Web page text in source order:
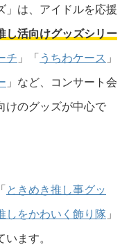
」は、アイドルを応援
し活向けグッズシリー
チ 」「 うちわケース 」
」など、コンサート会
けのグッズが中心で
ときめき推し事グッ
しをかわいく飾り隊 」
ます。